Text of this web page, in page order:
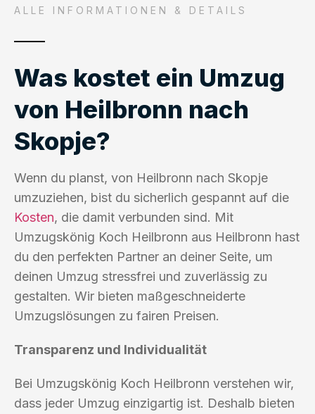
ALLE INFORMATIONEN & DETAILS
Was kostet ein Umzug
von Heilbronn nach
Skopje?
Wenn du planst, von Heilbronn nach Skopje
umzuziehen, bist du sicherlich gespannt auf die
Kosten, die damit verbunden sind. Mit
Umzugskönig Koch Heilbronn aus Heilbronn hast
du den perfekten Partner an deiner Seite, um
deinen Umzug stressfrei und zuverlässig zu
gestalten. Wir bieten maßgeschneiderte
Umzugslösungen zu fairen Preisen.
Transparenz und Individualität
Bei Umzugskönig Koch Heilbronn verstehen wir,
dass jeder Umzug einzigartig ist. Deshalb bieten